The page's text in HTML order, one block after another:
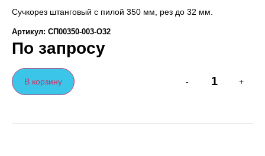
Сучкорез штанговый с пилой 350 мм, рез до 32 мм.
Артикул: СП00350-003-O32
По запросу
- +
В корзину